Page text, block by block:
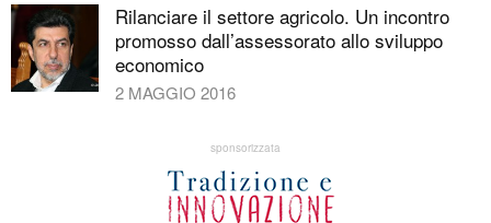
Rilanciare il settore agricolo. Un incontro
promosso dall’assessorato allo sviluppo
economico
2 MAGGIO 2016
sponsorizzata